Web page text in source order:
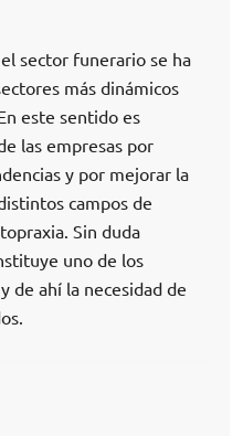
sector funerario se ha
más dinámicos
este sentido es
las empresas por
y por mejorar la
campos de
Sin duda
uno de los
de ahí la necesidad de